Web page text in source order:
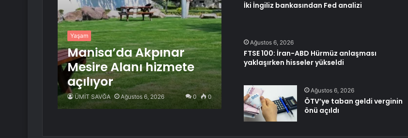
Yaşam
Manisa’da Akpınar
Mesire Alanı hizmete
açılıyor
ÜMİT SAVĞA Ağustos 6, 2026 0 0
İki İngiliz bankasından Fed analizi
Ağustos 6, 2026
FTSE 100: İran-ABD Hürmüz anlaşması
yaklaşırken hisseler yükseldi
Ağustos 6, 2026
ÖTV’ye taban geldi verginin
önü açıldı